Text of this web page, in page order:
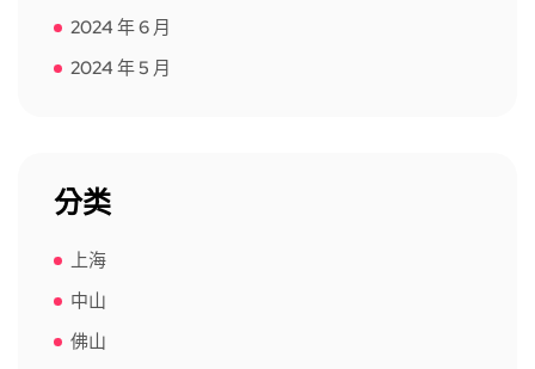
2024 年 6 月
2024 年 5 月
分类
上海
中山
佛山